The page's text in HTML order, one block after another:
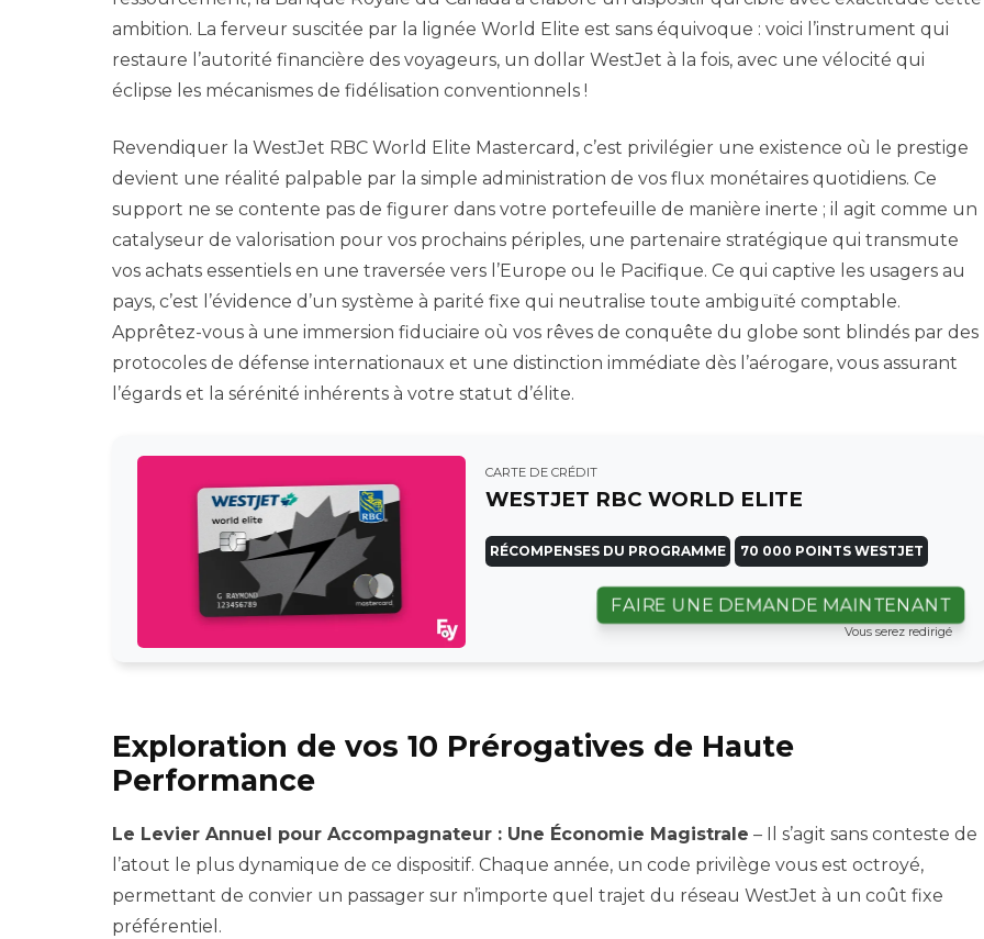
ambition. La ferveur suscitée par la lignée World Elite est sans équivoque : voici l’instrument qui
restaure l’autorité financière des voyageurs, un dollar WestJet à la fois, avec une vélocité qui
éclipse les mécanismes de fidélisation conventionnels !
Revendiquer la WestJet RBC World Elite Mastercard, c’est privilégier une existence où le prestige
devient une réalité palpable par la simple administration de vos flux monétaires quotidiens. Ce
support ne se contente pas de figurer dans votre portefeuille de manière inerte ; il agit comme un
catalyseur de valorisation pour vos prochains périples, une partenaire stratégique qui transmute
vos achats essentiels en une traversée vers l’Europe ou le Pacifique. Ce qui captive les usagers au
pays, c’est l’évidence d’un système à parité fixe qui neutralise toute ambiguïté comptable.
Apprêtez-vous à une immersion fiduciaire où vos rêves de conquête du globe sont blindés par des
protocoles de défense internationaux et une distinction immédiate dès l’aérogare, vous assurant
l’égards et la sérénité inhérents à votre statut d’élite.
CARTE DE CRÉDIT
WESTJET RBC WORLD ELITE
RÉCOMPENSES DU PROGRAMME 70 000 POINTS WESTJET
FAIRE UNE DEMANDE MAINTENANT
Vous serez redirigé
Exploration de vos 10 Prérogatives de Haute
Performance
Le Levier Annuel pour Accompagnateur : Une Économie Magistrale – Il s’agit sans conteste de
l’atout le plus dynamique de ce dispositif. Chaque année, un code privilège vous est octroyé,
permettant de convier un passager sur n’importe quel trajet du réseau WestJet à un coût fixe
préférentiel.